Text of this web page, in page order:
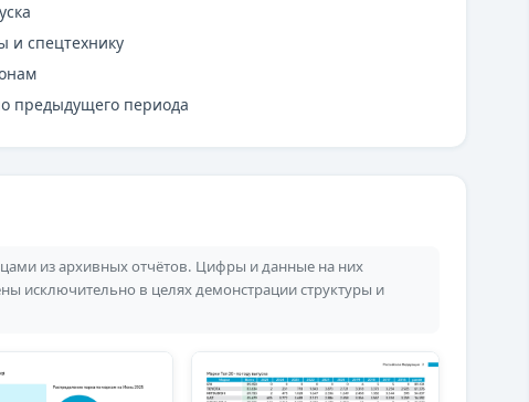
и спецтехнику
предыдущего периода
из архивных отчётов. Цифры и данные на них
исключительно в целях демонстрации структуры и